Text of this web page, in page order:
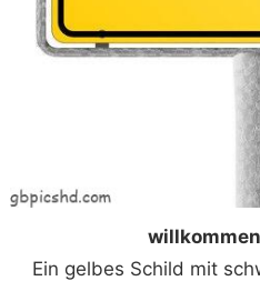
Ein gelbes Schild mit